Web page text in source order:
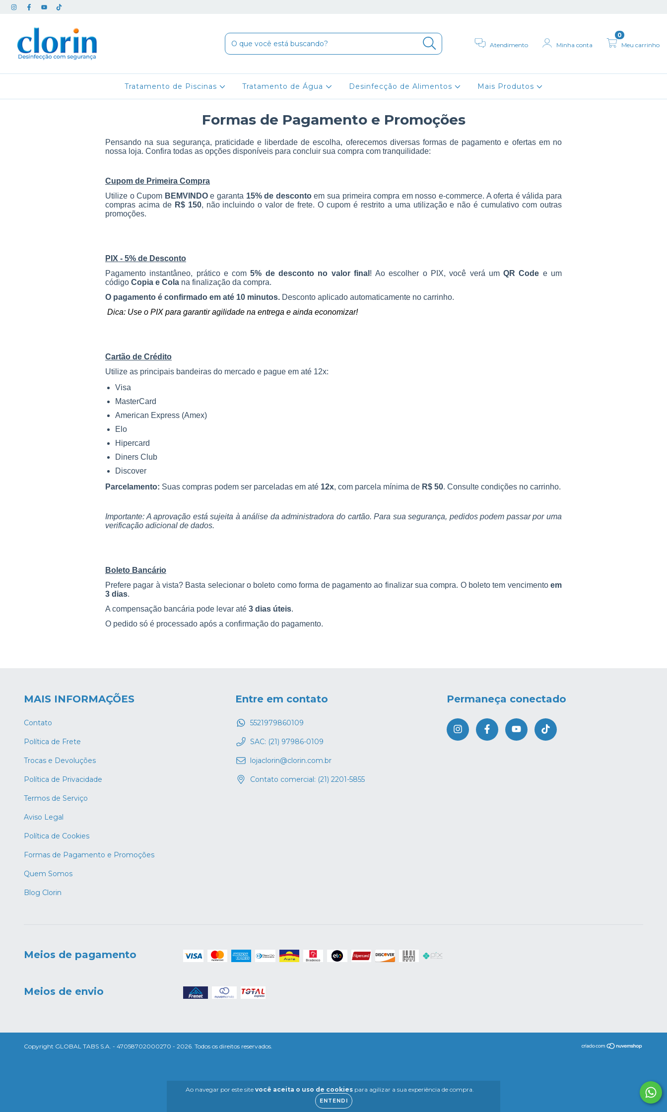
Atendimento Minha conta Meu carrinho
0
Tratamento de Piscinas Tratamento de Água Desinfecção de Alimentos Mais Produtos
Ao navegar por este site você aceita o uso de cookiespara agilizar a sua experiência de compra.
ENTENDI
Formas de Pagamento e Promoções
Pensando na sua segurança, praticidade e liberdade de escolha, oferecemos diversas formas de pagamento e ofertas em no
nossa loja. Confira todas as opções disponíveis para concluir sua compra com tranquilidade:
Cupom de Primeira Compra
Utilize o Cupom BEMVINDOe garanta 15% de descontoem sua primeira compra em nosso e-commerce. A oferta é válida para
compras acima de R$ 150, não incluindo o valor de frete. O cupom é restrito a uma utilização e não é cumulativo com outras
promoções.
PIX - 5% de Desconto
Pagamento instantâneo, prático e com5% de desconto no valor final ! Ao escolher o PIX, você verá umQR Code e um
código Copia e Cola na finalização da compra.
O pagamento é confirmado em até 10 minutos. Desconto aplicado automaticamente no carrinho.
Dica: Use o PIX para garantir agilidade na entrega e ainda economizar!
Cartão de Crédito
Utilize as principais bandeiras do mercado e pague em até 12x:
Visa
MasterCard
American Express (Amex)
Elo
Hipercard
Diners Club
Discover
Parcelamento: Suas compras podem ser parceladas em até 12x, com parcela mínima de R$ 50. Consulte condições no carrinho.
Importante: A aprovação está sujeita à análise da administradora do cartão. Para sua segurança, pedidos podem passar por uma
verificação adicional de dados.
Boleto Bancário
Prefere pagar à vista? Basta selecionar o boleto como forma de pagamento ao finalizar sua compra. O boleto tem vencimento em
3 dias.
A compensação bancária pode levar até 3 dias úteis.
O pedido só é processado após a confirmação do pagamento.
MAIS INFORMAÇÕES
Contato
Política de Frete
Trocas e Devoluções
Política de Privacidade
Termos de Serviço
Aviso Legal
Política de Cookies
Formas de Pagamento e Promoções
Quem Somos
Blog Clorin
Entre em contato
5521979860109
SAC: (21) 97986-0109
lojaclorin@clorin.com.br
Contato comercial: (21) 2201-5855
Permaneça conectado
Meios de pagamento
Meios de envio
Copyright GLOBAL TABS S.A. - 47058702000270 - 2026. Todos os direitos reservados.